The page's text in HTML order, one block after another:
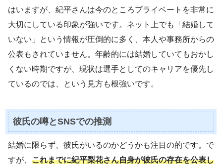
はいますが、紀平さんは今のところプライベートを非常に
大切にしている印象が強いです。ネット上でも「結婚して
いない」という情報が圧倒的に多く、本人や事務所からの
公表もされていません。年齢的には結婚していてもおかし
くない時期ですが、現状は選手としてのキャリアを優先し
ているのでは、という見方も根強いです。
彼氏の噂とSNSでの推測
結婚に限らず、彼氏がいるのかどうかも注目の的です。で
すが、 これまでに紀平梨花さん自身が彼氏の存在を公表し